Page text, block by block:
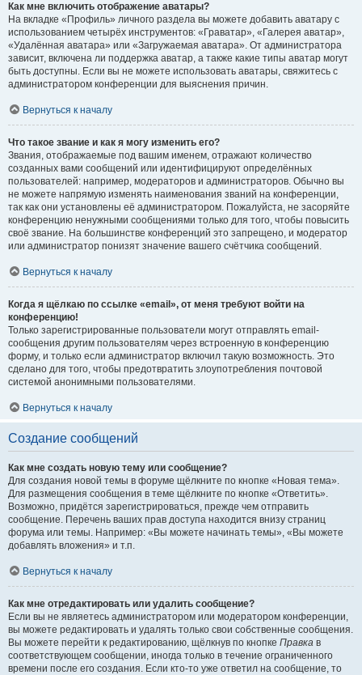
Как мне включить отображение аватары?
На вкладке «Профиль» личного раздела вы можете добавить аватару с
использованием четырёх инструментов: «Граватар», «Галерея аватар»,
«Удалённая аватара» или «Загружаемая аватара». От администратора
зависит, включена ли поддержка аватар, а также какие типы аватар могут
быть доступны. Если вы не можете использовать аватары, свяжитесь с
администратором конференции для выяснения причин.
Вернуться к началу
Что такое звание и как я могу изменить его?
Звания, отображаемые под вашим именем, отражают количество
созданных вами сообщений или идентифицируют определённых
пользователей: например, модераторов и администраторов. Обычно вы
не можете напрямую изменять наименования званий на конференции,
так как они установлены её администратором. Пожалуйста, не засоряйте
конференцию ненужными сообщениями только для того, чтобы повысить
своё звание. На большинстве конференций это запрещено, и модератор
или администратор понизят значение вашего счётчика сообщений.
Вернуться к началу
Когда я щёлкаю по ссылке «email», от меня требуют войти на
конференцию!
Только зарегистрированные пользователи могут отправлять email-
сообщения другим пользователям через встроенную в конференцию
форму, и только если администратор включил такую возможность. Это
сделано для того, чтобы предотвратить злоупотребления почтовой
системой анонимными пользователями.
Вернуться к началу
Создание сообщений
Как мне создать новую тему или сообщение?
Для создания новой темы в форуме щёлкните по кнопке «Новая тема».
Для размещения сообщения в теме щёлкните по кнопке «Ответить».
Возможно, придётся зарегистрироваться, прежде чем отправить
сообщение. Перечень ваших прав доступа находится внизу страниц
форума или темы. Например: «Вы можете начинать темы», «Вы можете
добавлять вложения» и т.п.
Вернуться к началу
Как мне отредактировать или удалить сообщение?
Если вы не являетесь администратором или модератором конференции,
вы можете редактировать и удалять только свои собственные сообщения.
Вы можете перейти к редактированию, щёлкнув по кнопке Правка в
соответствующем сообщении, иногда только в течение ограниченного
времени после его создания. Если кто-то уже ответил на сообщение, то